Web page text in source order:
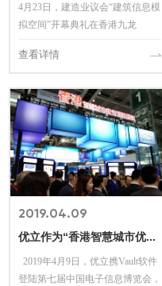
4月23日，建造业议会“建筑信息模
拟空间”开幕典礼在香港九龙
进驻建筑信息模拟空间，面向BIM
港城市三维实景数据。
查看详情
2019.04.09
优立作为“香港智慧城市优秀项目”参展电博会
2019年4月9日，优立携Vault软件
登陆第七届中国电子信息博览会，